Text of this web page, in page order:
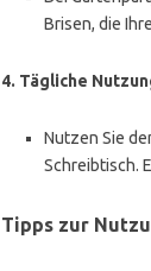
Brisen, die
4. Tägliche
Nutzen Sie
Schreibtisch.
Tipps zur